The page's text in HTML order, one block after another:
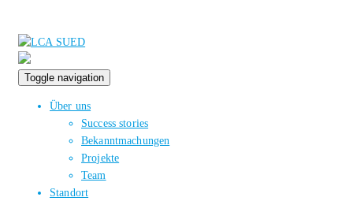
Toggle navigation
Über uns
Success stories
Bekanntmachungen
Projekte
Team
Standort